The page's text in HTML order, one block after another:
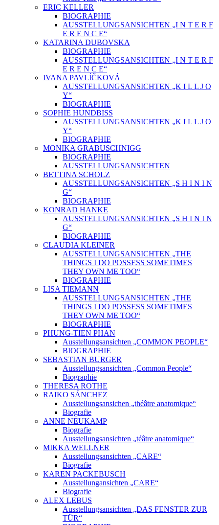
ERIC KELLER
BIOGRAPHIE
AUSSTELLUNGSANSICHTEN „I N T E R F
E R E N C E“
KATARINA DUBOVSKA
BIOGRAPHIE
AUSSTELLUNGSANSICHTEN „I N T E R F
E R E N C E“
IVANA PAVLÍČKOVÁ
AUSSTELLUNGSANSICHTEN „K I L L J O
Y“
BIOGRAPHIE
SOPHIE HUNDBISS
AUSSTELLUNGSANSICHTEN „K I L L J O
Y“
BIOGRAPHIE
MONIKA GRABUSCHNIGG
BIOGRAPHIE
AUSSTELLUNGSANSICHTEN
BETTINA SCHOLZ
AUSSTELLUNGSANSICHTEN „S H I N I N
G“
BIOGRAPHIE
KONRAD HANKE
AUSSTELLUNGSANSICHTEN „S H I N I N
G“
BIOGRAPHIE
CLAUDIA KLEINER
AUSSTELLUNGSANSICHTEN „THE
THINGS I DO POSSESS SOMETIMES
THEY OWN ME TOO“
BIOGRAPHIE
LISA TIEMANN
AUSSTELLUNGSANSICHTEN „THE
THINGS I DO POSSESS SOMETIMES
THEY OWN ME TOO“
BIOGRAPHIE
PHUNG-TIEN PHAN
Ausstellungsansichten „COMMON PEOPLE“
BIOGRAPHIE
SEBASTIAN BURGER
Ausstellungsansichten „Common People“
Biographie
THERESA ROTHE
RAIKO SÁNCHEZ
Ausstellungsansichen „théâtre anatomique“
Biografie
ANNE NEUKAMP
Biografie
Ausstellungsansichten „téâtre anatomique“
MIKKA WELLNER
Ausstellungsansichten „CARE“
Biografie
KAREN PACKEBUSCH
Ausstellungansichten „CARE“
Biografie
ALEX LEBUS
Ausstellungsansichten „DAS FENSTER ZUR
TÜR“